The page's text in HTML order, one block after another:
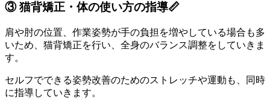
③ 猫背矯正・体の使い方の指導📏
肩や肘の位置、作業姿勢が手の負担を増やしている場合も多
いため、猫背矯正を行い、全身のバランス調整をしていきま
す。
セルフでできる姿勢改善のためのストレッチや運動も、同時
に指導していきます。